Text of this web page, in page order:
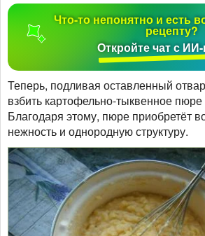
Что-то непонятно и есть
рецепту?
Откройте чат с
Теперь, подливая оставленный
взбить картофельно-тыквенное
Благодаря этому, пюре приобретёт
нежность и однородную структуру.